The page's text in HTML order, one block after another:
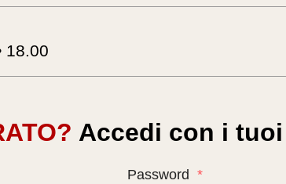
18.00
Accedi con i
Password *